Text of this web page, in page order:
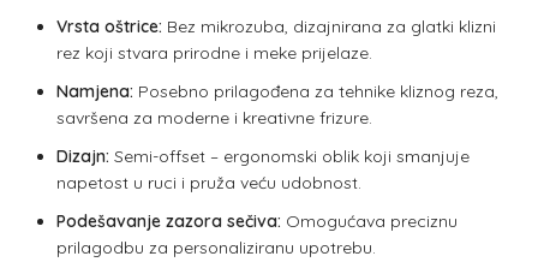
Vrsta oštrice: Bez mikrozuba, dizajnirana za glatki klizni
rez koji stvara prirodne i meke prijelaze.
Namjena: Posebno prilagođena za tehnike kliznog reza,
savršena za moderne i kreativne frizure.
Dizajn: Semi-offset – ergonomski oblik koji smanjuje
napetost u ruci i pruža veću udobnost.
Podešavanje zazora sečiva: Omogućava preciznu
prilagodbu za personaliziranu upotrebu.